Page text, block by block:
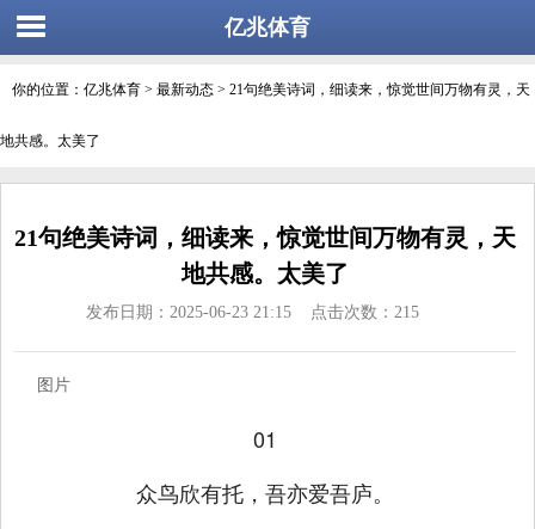
亿兆体育
你的位置： 亿兆体育 > 最新动态 > 21句绝美诗词，细读来，惊觉世间万物有灵，天
地共感。太美了
21句绝美诗词，细读来，惊觉世间万物有灵，天
地共感。太美了
发布日期：2025-06-23 21:15 点击次数：215
图片
01
众鸟欣有托，吾亦爱吾庐。